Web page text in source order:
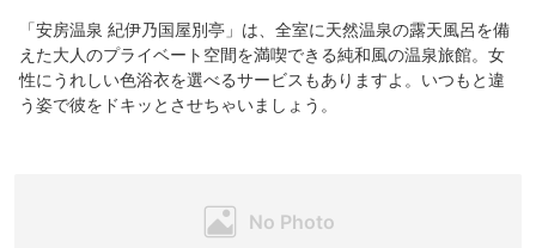
「安房温泉 紀伊乃国屋別亭」は、全室に天然温泉の露天風呂を備
えた大人のプライベート空間を満喫できる純和風の温泉旅館。女
性にうれしい色浴衣を選べるサービスもありますよ。いつもと違
う姿で彼をドキッとさせちゃいましょう。